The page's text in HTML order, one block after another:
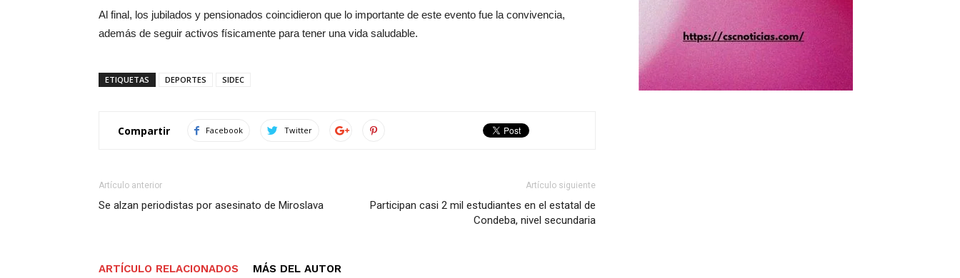
Al final, los jubilados y pensionados coincidieron que lo importante de este evento fue la convivencia,
además de seguir activos físicamente para tener una vida saludable.
ETIQUETAS DEPORTES SIDEC
Compartir Facebook Twitter
Artículo anterior
Se alzan periodistas por asesinato de Miroslava
Artículo siguiente
Participan casi 2 mil estudiantes en el estatal de
Condeba, nivel secundaria
ARTÍCULO RELACIONADOS MÁS DEL AUTOR